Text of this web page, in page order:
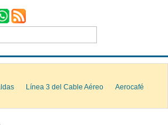
Línea 3 del Cable Aéreo
Aerocafé